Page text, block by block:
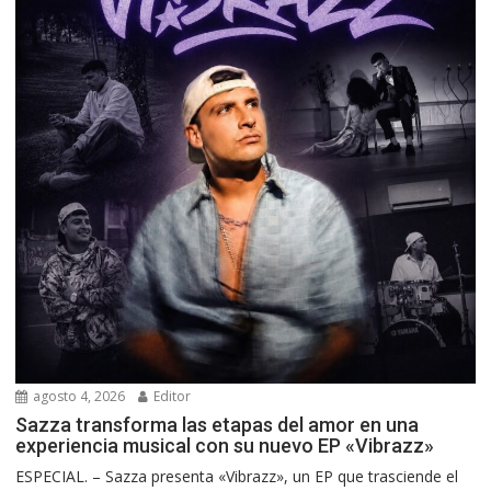
agosto 4, 2026 Editor
Sazza transforma las etapas del amor en una
experiencia musical con su nuevo EP «Vibrazz»
ESPECIAL. – Sazza presenta «Vibrazz», un EP que trasciende el